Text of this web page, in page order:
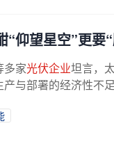
“仰望星空”更要
多家光伏企业坦言，
与部署的经济性不